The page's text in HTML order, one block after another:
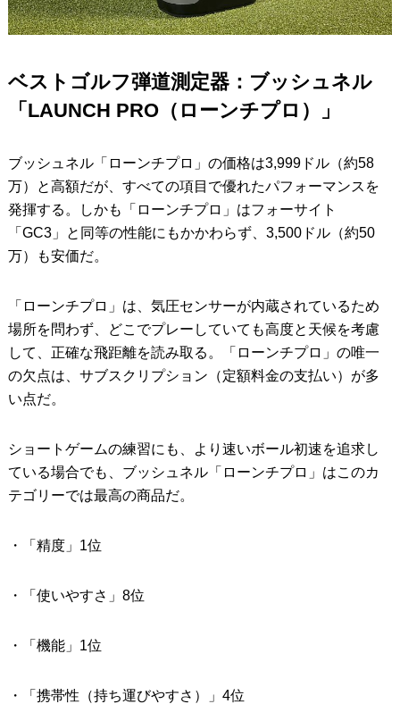
ベストゴルフ弾道測定器：ブッシュネル
「LAUNCH PRO（ローンチプロ）」
ブッシュネル「ローンチプロ」の価格は3,999ドル（約58
万）と高額だが、すべての項目で優れたパフォーマンスを
発揮する。しかも「ローンチプロ」はフォーサイト
「GC3」と同等の性能にもかかわらず、3,500ドル（約50
万）も安価だ。
「ローンチプロ」は、気圧センサーが内蔵されているため
場所を問わず、どこでプレーしていても高度と天候を考慮
して、正確な飛距離を読み取る。「ローンチプロ」の唯一
の欠点は、サブスクリプション（定額料金の支払い）が多
い点だ。
ショートゲームの練習にも、より速いボール初速を追求し
ている場合でも、ブッシュネル「ローンチプロ」はこのカ
テゴリーでは最高の商品だ。
・「精度」1位
・「使いやすさ」8位
・「機能」1位
・「携帯性（持ち運びやすさ）」4位